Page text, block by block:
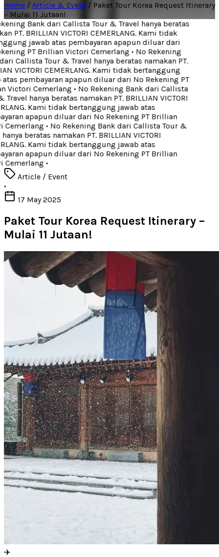
Home / Article & Event / Paket Tour Korea Request Itinerary
– Mulai 11 Jutaan!
Bank dari Callista Tour & Travel hanya beratas
PT. BRILLIAN VICTORI CEMERLANG. Kami tidak
jawab atas pembayaran apapun diluar dari
PT Brillian Victori Cemerlang• No Rekening
Callista Tour & Travel hanya beratas namakan PT.
VICTORI CEMERLANG. Kami tidak bertanggung
pembayaran apapun diluar dari No Rekening PT
Victori Cemerlang• No Rekening Bank dari Callista
hanya beratas namakan PT. BRILLIAN VICTORI
Kami tidak bertanggung jawab atas
apapun diluar dari No Rekening PT Brillian
• No Rekening Bank dari Callista Tour &
beratas namakan PT. BRILLIAN VICTORI
Kami tidak bertanggung jawab atas
apapun diluar dari No Rekening PT Brillian
•
Article / Event
•
17 May 2025
Paket Tour Korea Request Itinerary –
Mulai 11 Jutaan!
✈️